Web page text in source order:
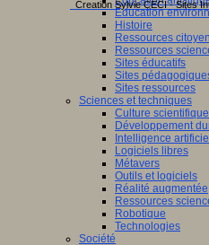
Education
Histoire
Ressources
Ressources
Sites éducatifs
Sites
Sites ressources
Sciences et techniques
Culture scientifique
Développement
Intelligence
Logiciels libres
Métavers
Outils et logiciels
Réalité augmentée
Ressources
Robotique
Technologies
Société
Creation Sylvie CECI - Sites